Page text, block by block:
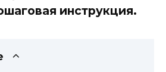
инструкция.